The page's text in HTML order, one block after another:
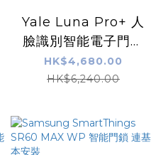
Yale Luna Pro+ 人
臉識別智能電子門鎖
(啞黑配香檳金色/ 啞
黑配星際灰色) 包
裝
HK$4,680.00
HK$6,240.00